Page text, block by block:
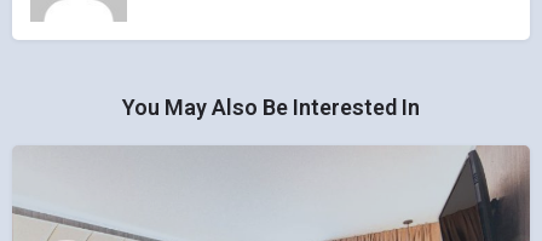
You May Also Be Interested In